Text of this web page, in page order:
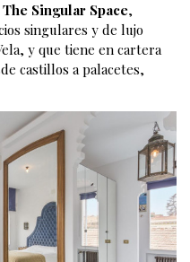
The Singular Space,
singulares y de lujo
y que tiene en cartera
castillos a palacetes,